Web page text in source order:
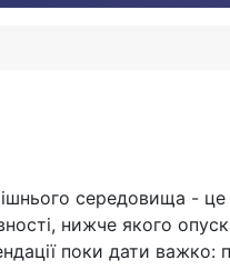
середовища - це
нижче якого
поки дати